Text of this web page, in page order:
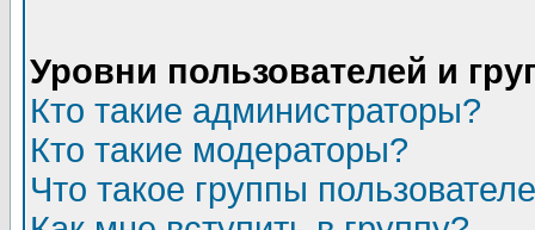
Уровни пользователей и
Кто такие администраторы?
Кто такие модераторы?
Что такое группы